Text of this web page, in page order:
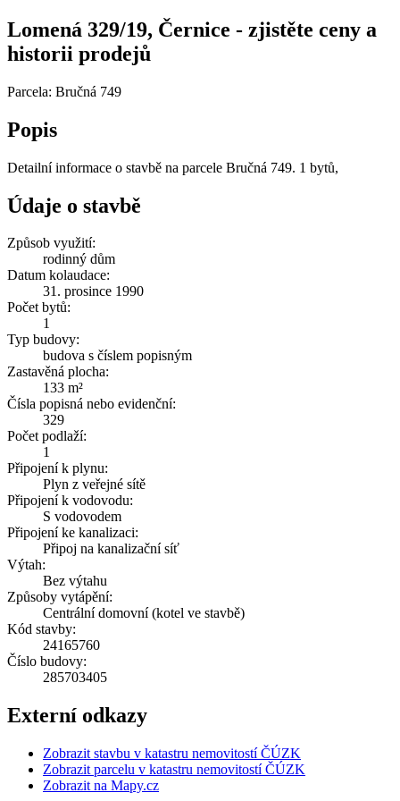
Lomená 329/19, Černice - zjistěte ceny a
historii prodejů
Parcela: Bručná 749
Popis
Detailní informace o stavbě na parcele Bručná 749. 1 bytů,
Údaje o stavbě
Způsob využití:
rodinný dům
Datum kolaudace:
31. prosince 1990
Počet bytů:
1
Typ budovy:
budova s číslem popisným
Zastavěná plocha:
133 m²
Čísla popisná nebo evidenční:
329
Počet podlaží:
1
Připojení k plynu:
Plyn z veřejné sítě
Připojení k vodovodu:
S vodovodem
Připojení ke kanalizaci:
Připoj na kanalizační síť
Výtah:
Bez výtahu
Způsoby vytápění:
Centrální domovní (kotel ve stavbě)
Kód stavby:
24165760
Číslo budovy:
285703405
Externí odkazy
Zobrazit stavbu v katastru nemovitostí ČÚZK
Zobrazit parcelu v katastru nemovitostí ČÚZK
Zobrazit na Mapy.cz